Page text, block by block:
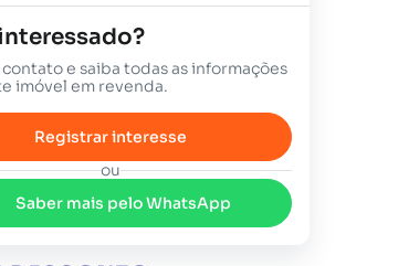
e saiba todas as informações
imóvel em revenda.
Registrar interesse
ou
Saber mais pelo WhatsApp